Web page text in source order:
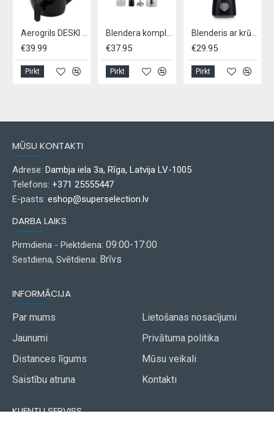
€39.99
Pirkt
€37.95
Pirkt
€29.95
Pirkt
MŪSU KONTAKTI
Adrese: Dambja iela 3a, Rīga, Latvija LV-1005
Telefons: +371 25555447
E-pasts: eshop@superselection.lv
DARBA LAIKS
Pirmdiena - Piektdiena: 09:00-17:00
Sestdiena, Svētdiena: Brīvs
INFORMĀCIJA
Par mums
Jaunumi
Distances līgums
Saistību atruna
Lietošanas nosacījumi
Privātuma politika
Mūsu veikali
Kontakti
KLIENTU SERVISS